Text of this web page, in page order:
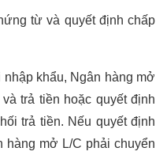
từ và quyết định chấp
khẩu, Ngân hàng mở
trả tiền hoặc quyết định
trả tiền. Nếu quyết định
mở L/C phải chuyển